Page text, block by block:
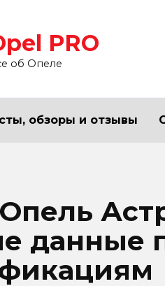
PRO
об Опеле
обзоры и отзывы
данные